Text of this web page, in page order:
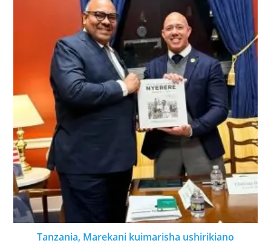
Tanzania, Marekani kuimarisha ushirikiano